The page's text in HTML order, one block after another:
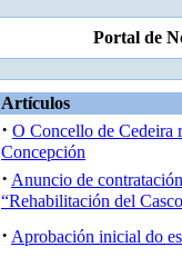
Portal de
Artículos
· O Concello de Cedeira
Concepción
· Anuncio de
“Rehabilitación del
· Aprobación inicial do